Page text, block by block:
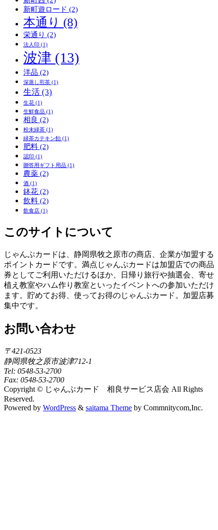
新町遊ロード (2)
本通り (8)
栄通り (2)
法人印 (1)
波津 (13)
洋品 (2)
深蒸し煎茶 (1)
生活 (3)
生花 (1)
生鮮食品 (1)
相良 (2)
粉末緑茶 (1)
緑茶カテキン飴 (1)
肥料 (2)
認印 (1)
贈答用ギフト用品 (1)
農薬 (2)
酒 (1)
鉢花 (2)
飲料 (2)
飲食店 (1)
このサイトについて
じゃんぷカードは、静岡県牧之原市の商店、企業が加盟する
ポイントカードです。満点じゃんぷカードは加盟店での商品
券としてご利用いただけるほか、日帰り旅行や抽選会、寄せ
植え教室やハム作り教室といったイベントへの参加いただけ
ます。貯めてお得、使ってお得のじゃんぷカード。加盟店募
集中です。
お問い合わせ
〒421-0523
静岡県牧之原市波津712-1
Tel: 0548-53-2700
Fax: 0548-53-2700
Copyright © じゃんぷカード 相良サービス店会 All Rights
Reserved.
Powered by WordPress & saitama Theme by Commnitycom,Inc.